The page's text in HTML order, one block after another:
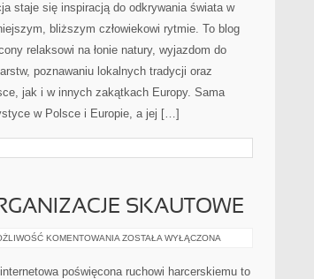
staje się inspiracją do odkrywania świata w
bliższym człowiekowi rytmie. To blog
relaksowi na łonie natury, wyjazdom do
poznawaniu lokalnych tradycji oraz
jak i w innych zakątkach Europy. Sama
w Polsce i Europie, a jej […]
SKAUTOWE
KOMENTOWANIA MIĘDZYNARODOWE
ZOSTAŁA WYŁĄCZONA
poświęcona ruchowi harcerskiemu to